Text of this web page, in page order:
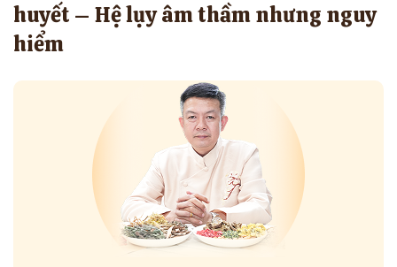
huyết – Hệ lụy âm thầm nhưng nguy
hiểm